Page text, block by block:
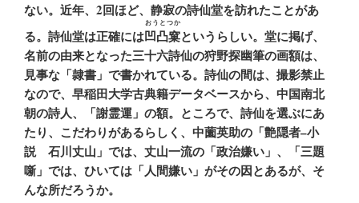
ない。近年、2回ほど、静寂の詩仙堂を訪れたことがあ
る。詩仙堂は正確には凹凸窠
おうとつか
というらしい。堂に掲げ、
名前の由来となった三十六詩仙の狩野探幽筆の画額は、
見事な「隷書」で書かれている。詩仙の間は、撮影禁止
なので、早稲田大学古典籍データベースから、中国南北
朝の詩人、「謝霊運」の額。ところで、詩仙を選ぶにあ
たり、こだわりがあるらしく、中薗英助の「艶隠者–小
説 石川丈山」では、丈山一流の「政治嫌い」、「三題
噺」では、ひいては「人間嫌い」がその因とあるが、そ
んな所だろうか。